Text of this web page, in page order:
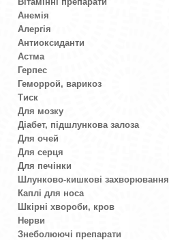
Анемія
Алергія
Антиоксиданти
Астма
Герпес
Геморрой, варикоз
Тиск
Для мозку
Діабет, підшлункова залоза
Для очей
Для серця
Для печінки
Шлунково-кишкові захворювання
Каплі для носа
Шкірні хвороби, кров
Нерви
Знеболюючі препарати